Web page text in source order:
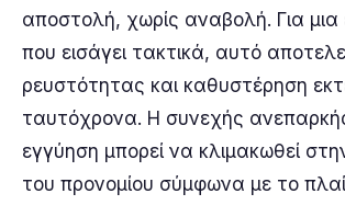
αποστολή, χωρίς αναβολή. Για μια
που εισάγει τακτικά, αυτό
ρευστότητας και καθυστέρηση
ταυτόχρονα. Η συνεχής
εγγύηση μπορεί να κλιμακωθεί
του προνομίου σύμφωνα με το